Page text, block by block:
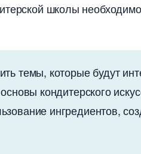
школы
темы, которые будут
кондитерского
ингредиентов,